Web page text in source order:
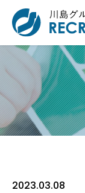
2023.03.08